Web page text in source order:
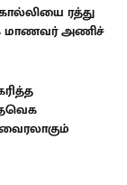
ரத்து
மாணவர் அணிச்
தவெக